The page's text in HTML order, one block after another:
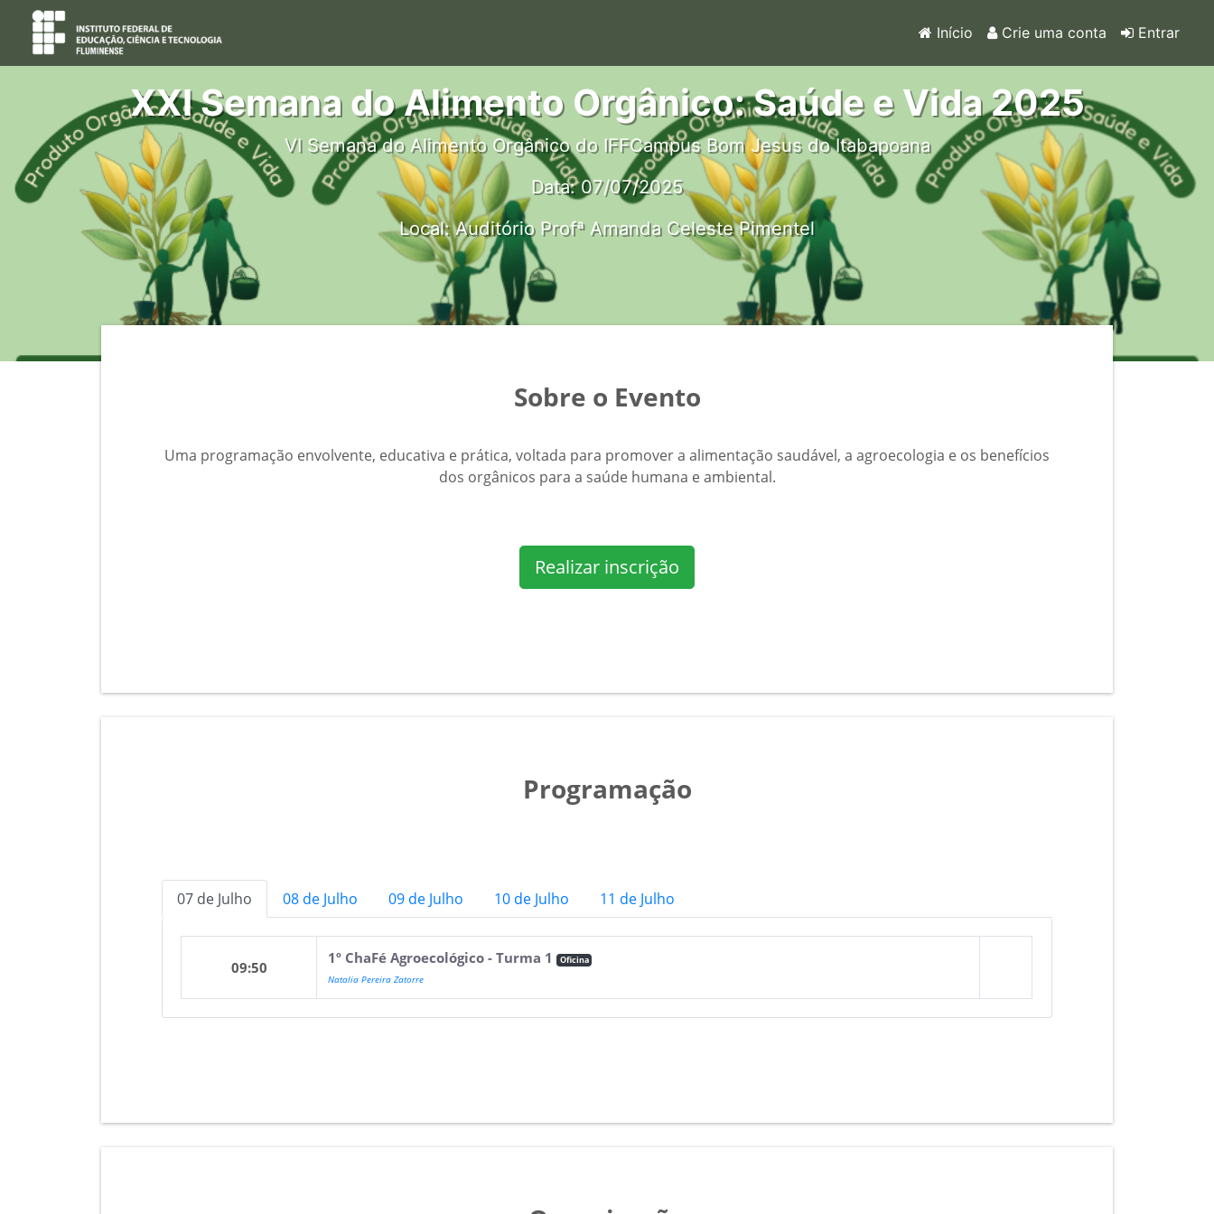
Início Crie uma conta Entrar
XXI Semana do Alimento Orgânico: Saúde e Vida 2025
VI Semana do Alimento Orgânico do IFFCampus Bom Jesus do Itabapoana
Data: 07/07/2025
Local: Auditório Profª Amanda Celeste Pimentel
Sobre o Evento
Uma programação envolvente, educativa e prática, voltada para promover a alimentação saudável, a agroecologia e os benefícios
dos orgânicos para a saúde humana e ambiental.
Realizar inscrição
Programação
07 de Julho 08 de Julho 09 de Julho 10 de Julho 11 de Julho
09:50
1º ChaFé Agroecológico - Turma 1 Oficina
Natalia Pereira Zatorre